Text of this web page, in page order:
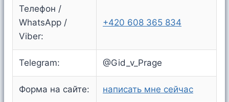
Телефон /
WhatsApp /
Viber:
+420 608 365 834
Telegram: @Gid_v_Prage
Форма на сайте: написать мне сейчас